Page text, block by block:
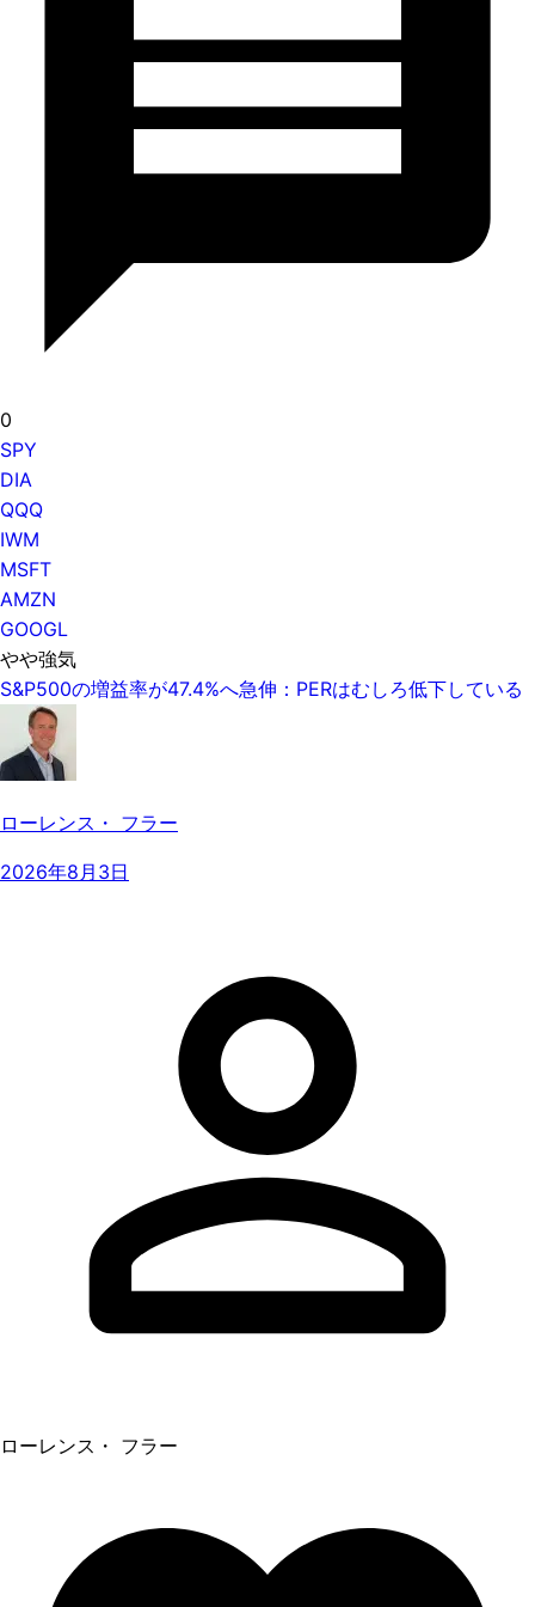
0
SPY
DIA
QQQ
IWM
MSFT
AMZN
GOOGL
やや強気
S&P500の増益率が47.4%へ急伸：PERはむしろ低下している
ローレンス・ フラー
2026年8月3日
ローレンス・ フラー